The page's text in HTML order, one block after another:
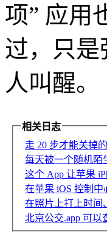
项” 应用
过，只
人叫醒。
相关日志
走 20 步才能关掉
每天被一个随机陌
这个 App 让苹果
在苹果 iOS 控制
在照片上打上时间
北京公交.app 可以